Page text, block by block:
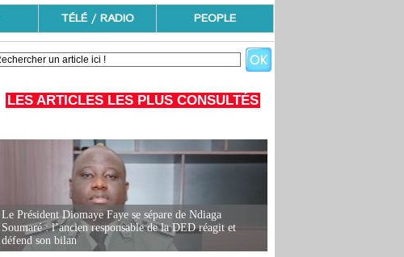
TÉLÉ / RADIO PEOPLE
LES ARTICLES LES PLUS CONSULTÉS
Le Président Diomaye Faye se sépare de Ndiaga
Soumaré : l’ancien responsable de la DED réagit et
défend son bilan